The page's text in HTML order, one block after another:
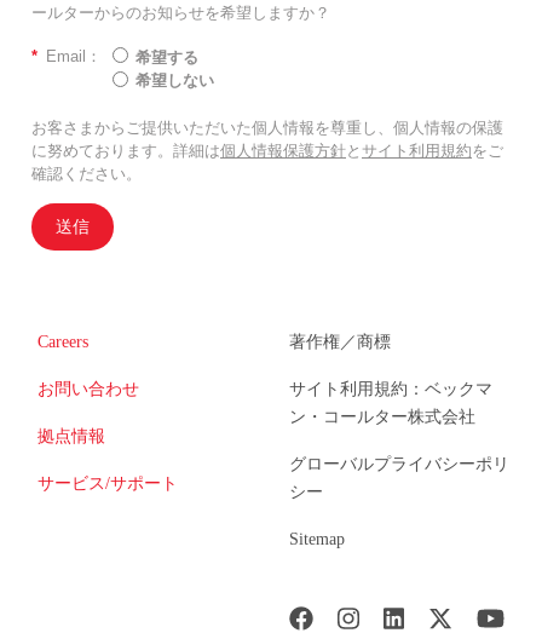
ールターからのお知らせを希望しますか？
* Email：
希望する
希望しない
お客さまからご提供いただいた個人情報を尊重し、個人情報の保護
に努めております。詳細は個人情報保護方針と サイト利用規約をご
確認ください。
送信
Careers
お問い合わせ
拠点情報
サービス/サポート
著作権／商標
サイト利用規約：ベックマ
ン・コールター株式会社
グローバルプライバシーポリ
シー
Sitemap